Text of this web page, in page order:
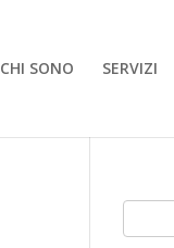
CHI SONO SERVIZI